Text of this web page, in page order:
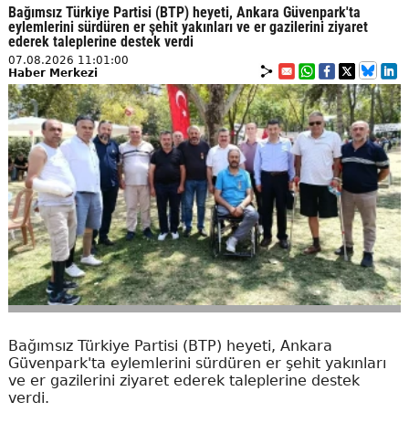
Bağımsız Türkiye Partisi (BTP) heyeti, Ankara Güvenpark'ta
eylemlerini sürdüren er şehit yakınları ve er gazilerini ziyaret
ederek taleplerine destek verdi
07.08.2026 11:01:00
Haber Merkezi
Bağımsız Türkiye Partisi (BTP) heyeti, Ankara
Güvenpark'ta eylemlerini sürdüren er şehit yakınları
ve er gazilerini ziyaret ederek taleplerine destek
verdi.